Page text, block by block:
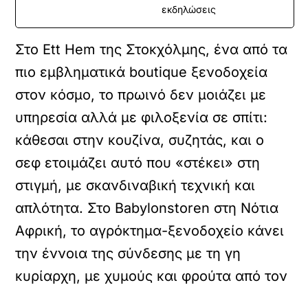
εκδηλώσεις
Στο Ett Hem της Στοκχόλμης, ένα από τα
πιο εμβληματικά boutique ξενοδοχεία
στον κόσμο, το πρωινό δεν μοιάζει με
υπηρεσία αλλά με φιλοξενία σε σπίτι:
κάθεσαι στην κουζίνα, συζητάς, και ο
σεφ ετοιμάζει αυτό που «στέκει» στη
στιγμή, με σκανδιναβική τεχνική και
απλότητα. Στο Babylonstoren στη Νότια
Αφρική, το αγρόκτημα-ξενοδοχείο κάνει
την έννοια της σύνδεσης με τη γη
κυρίαρχη, με χυμούς και φρούτα από τον